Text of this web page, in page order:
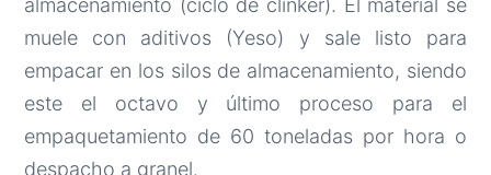
almacenamiento (ciclo de clinker). El material se
muele con aditivos (Yeso) y sale listo para
empacar en los silos de almacenamiento, siendo
este el octavo y último proceso para el
empaquetamiento de 60 toneladas por hora o
despacho a granel.